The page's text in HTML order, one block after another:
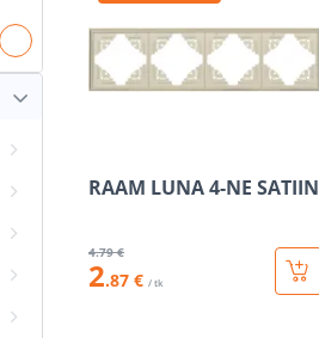
RAAM LUNA 4-NE SATIIN
4.79 €
2.87 € / tk